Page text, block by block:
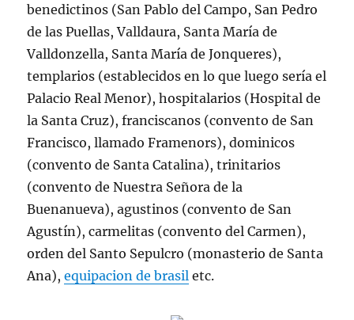
benedictinos (San Pablo del Campo, San Pedro
de las Puellas, Valldaura, Santa María de
Valldonzella, Santa María de Jonqueres),
templarios (establecidos en lo que luego sería el
Palacio Real Menor), hospitalarios (Hospital de
la Santa Cruz), franciscanos (convento de San
Francisco, llamado Framenors), dominicos
(convento de Santa Catalina), trinitarios
(convento de Nuestra Señora de la
Buenanueva), agustinos (convento de San
Agustín), carmelitas (convento del Carmen),
orden del Santo Sepulcro (monasterio de Santa
Ana),equipacion de brasil etc.